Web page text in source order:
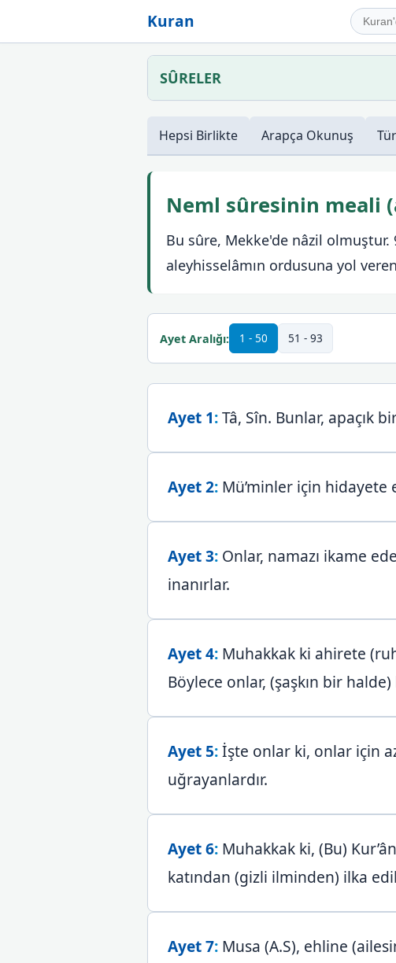
Kuran
SÛRELER
Hepsi Birlikte Arapça Okunuş
Neml sûresinin meali
Bu sûre, Mekke'de nâzil
aleyhisselâmın ordusuna yol
Ayet Aralığı: 1 - 50 51 - 93
Ayet 1:Tâ, Sîn. Bunlar, apaçık
Ayet 2: Mü’minler için
Ayet 3: Onlar, namazı ikame
inanırlar.
Ayet 4: Muhakkak ki ahirete
Böylece onlar, (şaşkın bir
Ayet 5:İşte onlar ki, onlar için
uğrayanlardır.
Ayet 6: Muhakkak ki, (Bu)
katından (gizli ilminden) ilka
Ayet 7: Musa (A.S), ehline